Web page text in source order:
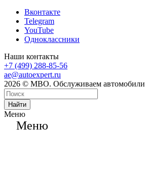
Вконтакте
Telegram
YouTube
Одноклассники
Наши контакты
+7 (499) 288-85-56
ae@autoexpert.ru
2026 © МВО. Обслуживаем
Найти
Меню
Меню